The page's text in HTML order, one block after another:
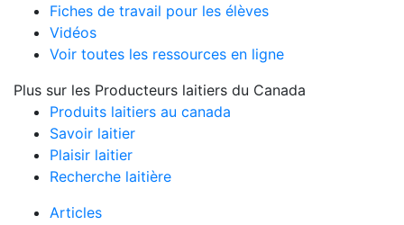
Fiches de travail pour les élèves
Vidéos
Voir toutes les ressources en ligne
Plus sur les Producteurs laitiers du Canada
Produits laitiers au canada
Savoir laitier
Plaisir laitier
Recherche laitière
Articles